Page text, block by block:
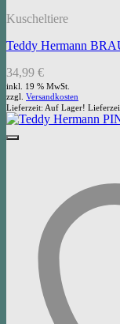
Kuscheltiere
Teddy Hermann
34,99 €
inkl. 19 % MwSt.
zzgl. Versandkosten
Lieferzeit: Auf Lager!